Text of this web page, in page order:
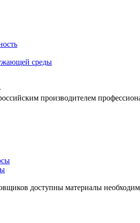
среды
производителем
доступны материалы